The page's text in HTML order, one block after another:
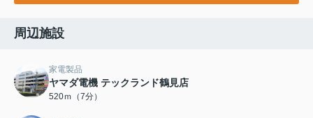
周辺施設
家電製品
ヤマダ電機 テックランド鶴見店
520ｍ（7分）